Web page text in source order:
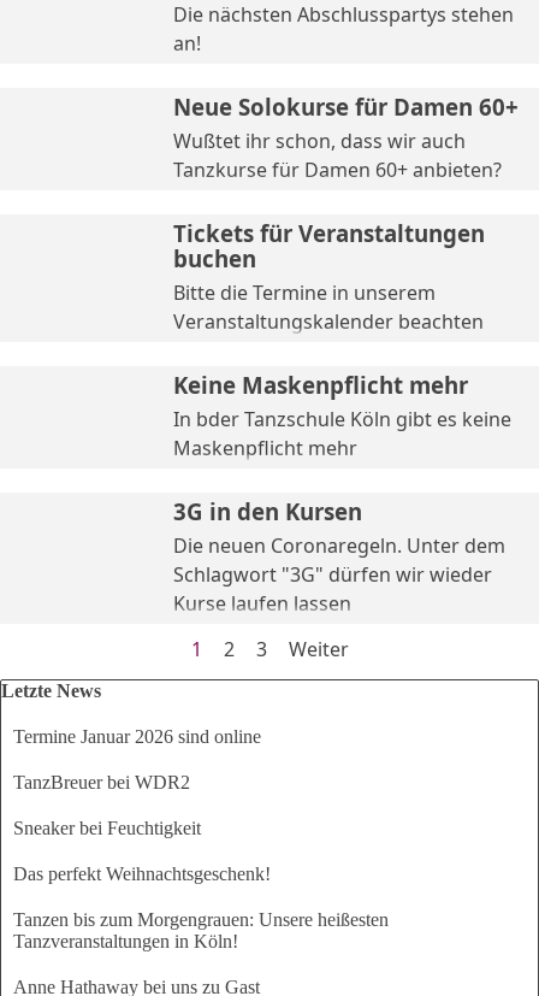
Die nächsten Abschlusspartys stehen
an!
Neue Solokurse für Damen 60+
Wußtet ihr schon, dass wir auch
Tanzkurse für Damen 60+ anbieten?
Tickets für Veranstaltungen
buchen
Bitte die Termine in unserem
Veranstaltungskalender beachten
Keine Maskenpflicht mehr
In bder Tanzschule Köln gibt es keine
Maskenpflicht mehr
3G in den Kursen
Die neuen Coronaregeln. Unter dem
Schlagwort "3G" dürfen wir wieder
Kurse laufen lassen
Aktuelle Seite:
1 Gehen Sie zu Seite:
2 Gehen Sie zu Seite:
3
Weiter
Block überspringen Letzte News
Letzte News
Termine Januar 2026 sind online
TanzBreuer bei WDR2
Sneaker bei Feuchtigkeit
Das perfekt Weihnachtsgeschenk!
Tanzen bis zum Morgengrauen: Unsere heißesten
Tanzveranstaltungen in Köln!
Anne Hathaway bei uns zu Gast